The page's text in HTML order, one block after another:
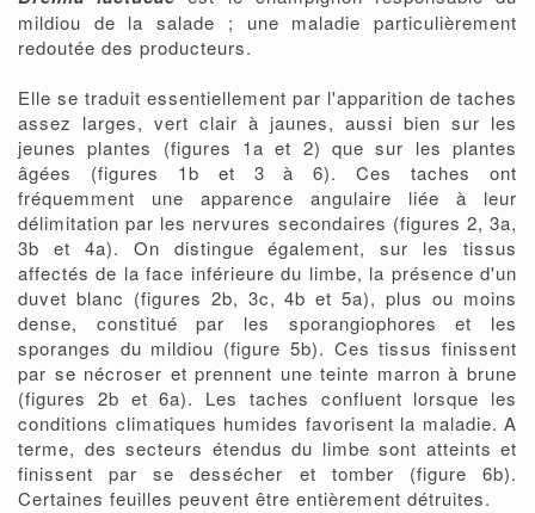
mildiou de la salade ; une maladie particulièrement
redoutée des producteurs.
Elle se traduit essentiellement par l'apparition de taches
assez larges, vert clair à jaunes, aussi bien sur les
jeunes plantes (figures 1a et 2) que sur les plantes
âgées (figures 1b et 3 à 6). Ces taches ont
fréquemment une apparence angulaire liée à leur
délimitation par les nervures secondaires (figures 2, 3a,
3b et 4a). On distingue également, sur les tissus
affectés de la face inférieure du limbe, la présence d'un
duvet blanc (figures 2b, 3c, 4b et 5a), plus ou moins
dense, constitué par les sporangiophores et les
sporanges du mildiou (figure 5b). Ces tissus finissent
par se nécroser et prennent une teinte marron à brune
(figures 2b et 6a). Les taches confluent lorsque les
conditions climatiques humides favorisent la maladie. A
terme, des secteurs étendus du limbe sont atteints et
finissent par se dessécher et tomber (figure 6b).
Certaines feuilles peuvent être entièrement détruites.